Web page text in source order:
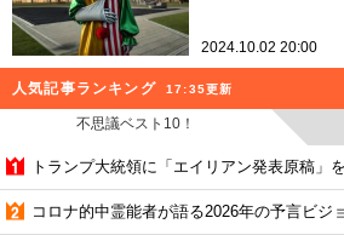
2024.10.02 20:00
人気記事ランキング 17:35更新
不思議ベスト10！
トランプ大統領に「エイリアン発表原稿」
コロナ的中霊能者が語る2026年の予言ビジ